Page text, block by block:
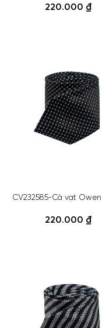
220.000 ₫
CV232585-Cà vạt Owen
220.000 ₫